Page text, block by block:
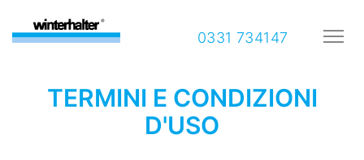
0331 734147
TERMINI E CONDIZIONI
D'USO